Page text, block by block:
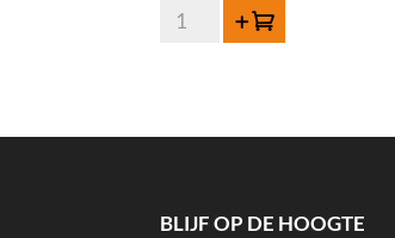
Oude
Toevoegen
BLIJF OP DE HOOGTE